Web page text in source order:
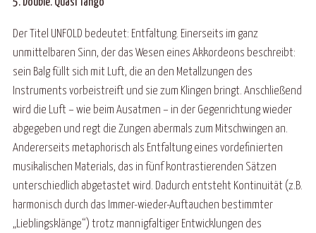
5. Double. Quasi Tango
Der Titel UNFOLD bedeutet: Entfaltung. Einerseits im ganz
unmittelbaren Sinn, der das Wesen eines Akkordeons beschreibt:
sein Balg füllt sich mit Luft, die an den Metallzungen des
Instruments vorbeistreift und sie zum Klingen bringt. Anschließend
wird die Luft – wie beim Ausatmen – in der Gegenrichtung wieder
abgegeben und regt die Zungen abermals zum Mitschwingen an.
Andererseits metaphorisch als Entfaltung eines vordefinierten
musikalischen Materials, das in fünf kontrastierenden Sätzen
unterschiedlich abgetastet wird. Dadurch entsteht Kontinuität (z.B.
harmonisch durch das Immer-wieder-Auftauchen bestimmter
„Lieblingsklänge“) trotz mannigfaltiger Entwicklungen des